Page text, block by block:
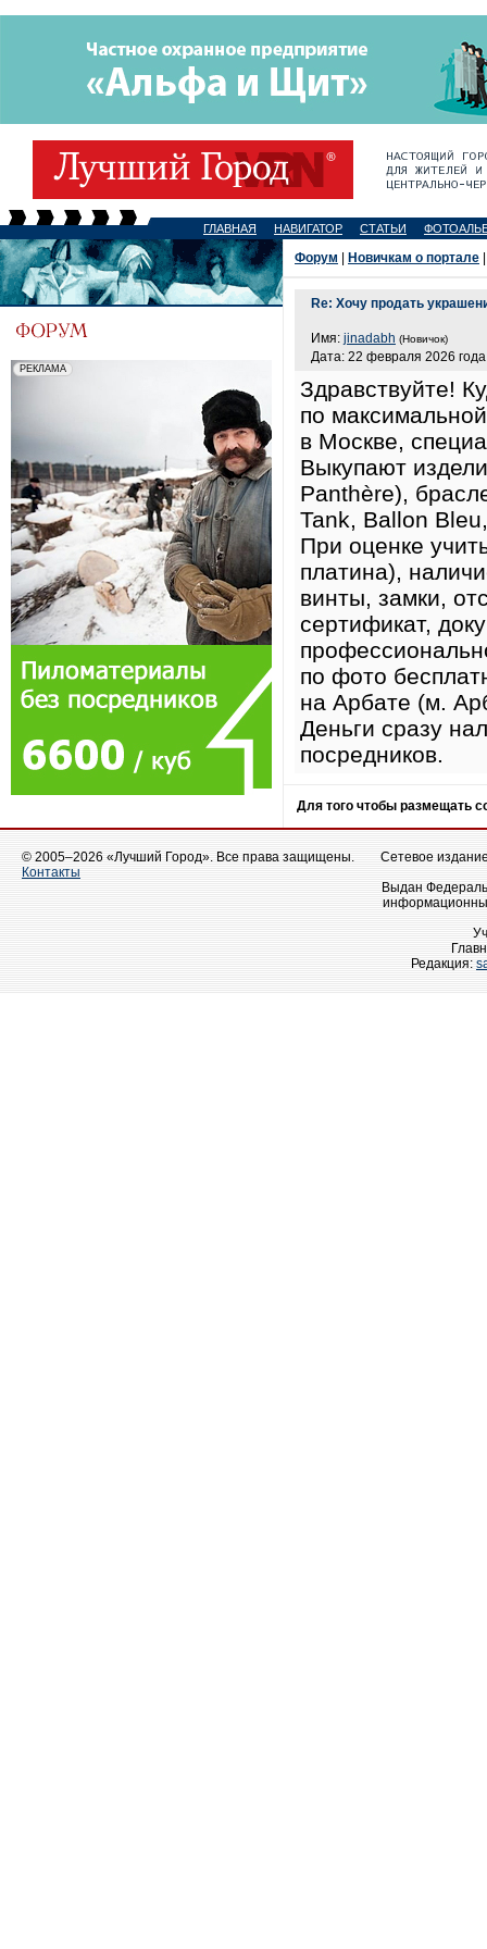
ГЛАВНАЯ НАВИГАТОР СТАТЬИ
Форум Новичкам о портале
Re: Хочу продать
Имя: jinadabh (Новичок)
Дата: 22 февраля 2026
Здравствуйте!
по
в Москве,
Выкупают
Panthère),
Tank, Ballon
При оценке
платина),
винты, замки,
сертификат,
по фото
на Арбате (м.
Деньги сразу
посредников.
Для того чтобы размещать
© 2005–2026 «Лучший Город». Все права защищены.
Контакты
Сетевое
Выдан
Редакция: